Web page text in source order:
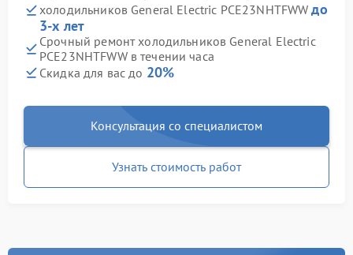
холодильников General Electric PCE23NHTFWWдо
3-х лет
Срочный ремонт холодильников General Electric
PCE23NHTFWW в течении часа
Скидка для вас до 20%
Консультация со специалистом
Узнать стоимость работ